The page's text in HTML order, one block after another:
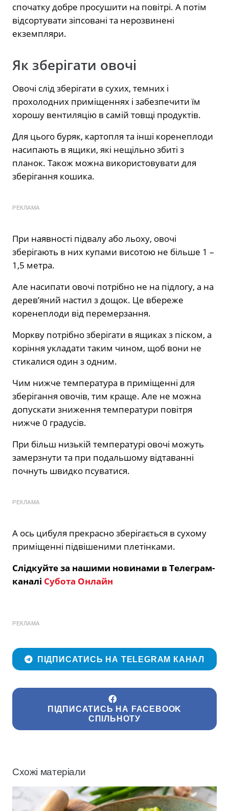
спочатку добре просушити на повітрі. А потім
відсортувати зіпсовані та нерозвинені
екземпляри.
Як зберігати овочі
Овочі слід зберігати в сухих, темних і
прохолодних приміщеннях і забезпечити їм
хорошу вентиляцію в самій товщі продуктів.
Для цього буряк, картопля та інші коренеплоди
насипають в ящики, які нещільно збиті з
планок. Також можна використовувати для
зберігання кошика.
РЕКЛАМА
При наявності підвалу або льоху, овочі
зберігають в них купами висотою не більше 1 –
1,5 метра.
Але насипати овочі потрібно не на підлогу, а на
дерев’яний настил з дощок. Це вбереже
коренеплоди від перемерзання.
Моркву потрібно зберігати в ящиках з піском, а
коріння укладати таким чином, щоб вони не
стикалися один з одним.
Чим нижче температура в приміщенні для
зберігання овочів, тим краще. Але не можна
допускати зниження температури повітря
нижче 0 градусів.
При більш низькій температурі овочі можуть
замерзнути та при подальшому відтаванні
почнуть швидко псуватися.
РЕКЛАМА
А ось цибуля прекрасно зберігається в сухому
приміщенні підвішеними плетінками.
Слідкуйте за нашими новинами в Телеграм-
каналі Субота Онлайн
РЕКЛАМА
ПІДПИСАТИСЬ НА TELEGRAM КАНАЛ
ПІДПИСАТИСЬ НА FACEBOOK
СПІЛЬНОТУ
Схожі матеріали